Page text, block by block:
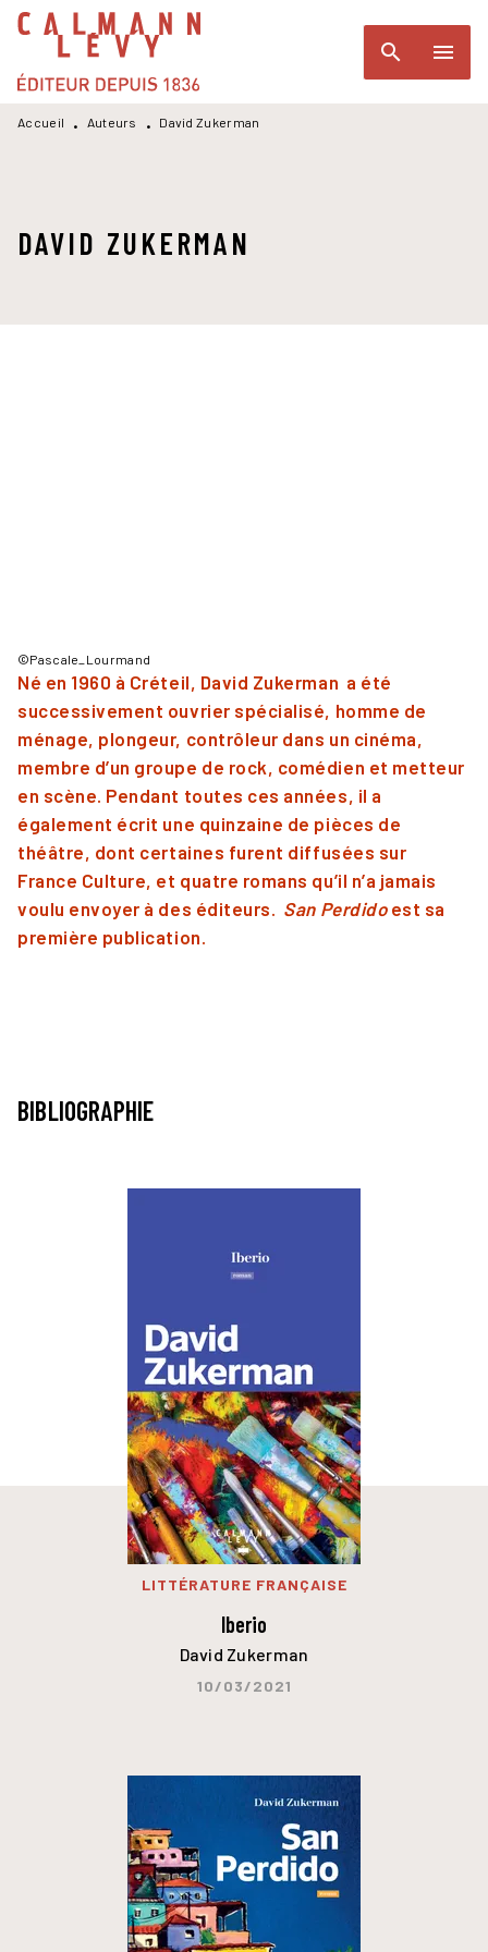
MENU RECHERCHE
PIED DE PAGE
search menu
Accueil • Auteurs • David Zukerman
DAVID ZUKERMAN
Né en 1960 à Créteil, David Zukerman a été
successivement ouvrier spécialisé, homme de
ménage, plongeur, contrôleur dans un cinéma,
membre d’un groupe de rock, comédien et metteur
en scène. Pendant toutes ces années, il a
également écrit une quinzaine de pièces de
théâtre, dont certaines furent diffusées sur
France Culture, et quatre romans qu’il n’a jamais
voulu envoyer à des éditeurs. San Perdidoest sa
première publication.
©Pascale_Lourmand
BIBLIOGRAPHIE
LITTÉRATURE FRANÇAISE
Iberio
David Zukerman
10/03/2021